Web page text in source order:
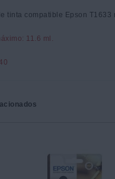
tinta compatible Epson T1633
11.6 ml.